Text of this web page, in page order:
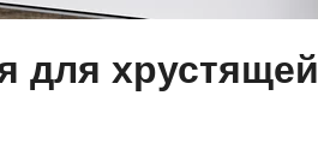
для хрустящей